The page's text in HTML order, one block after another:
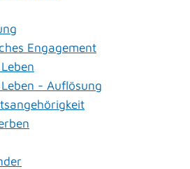
Engagement
- Auflösung